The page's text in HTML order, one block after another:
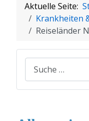
Aktuelle Seite:
Krankheiten
Reiseländer
Suchen